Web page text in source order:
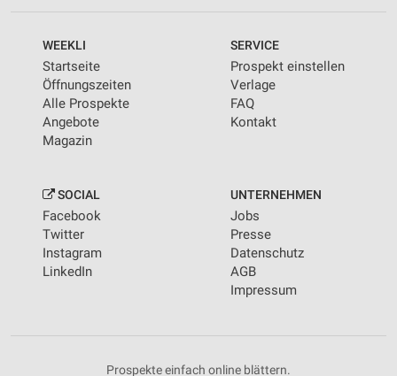
WEEKLI
Startseite
Öffnungszeiten
Alle Prospekte
Angebote
Magazin
SERVICE
Prospekt einstellen
Verlage
FAQ
Kontakt
SOCIAL
Facebook
Twitter
Instagram
LinkedIn
UNTERNEHMEN
Jobs
Presse
Datenschutz
AGB
Impressum
Prospekte einfach online blättern.